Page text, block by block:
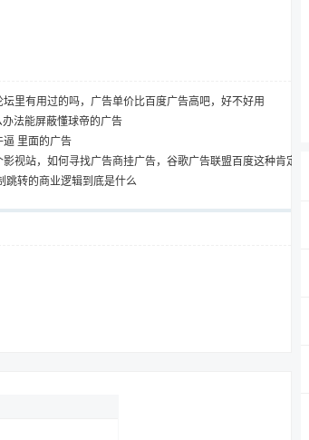
里有用过的吗，广告单价比百度广告高吧，好不好用
法能屏蔽懂球帝的广告
里面的广告
视站，如何寻找广告商挂广告，谷歌广告联盟百度这种肯定没
跳转的商业逻辑到底是什么